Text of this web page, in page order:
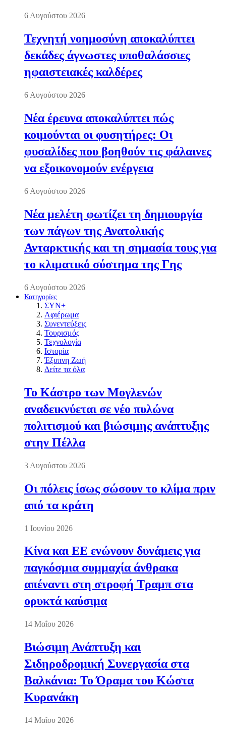
6 Αυγούστου 2026
Τεχνητή νοημοσύνη αποκαλύπτει
δεκάδες άγνωστες υποθαλάσσιες
ηφαιστειακές καλδέρες
6 Αυγούστου 2026
Νέα έρευνα αποκαλύπτει πώς
κοιμούνται οι φυσητήρες: Οι
φυσαλίδες που βοηθούν τις φάλαινες
να εξοικονομούν ενέργεια
6 Αυγούστου 2026
Νέα μελέτη φωτίζει τη δημιουργία
των πάγων της Ανατολικής
Ανταρκτικής και τη σημασία τους για
το κλιματικό σύστημα της Γης
6 Αυγούστου 2026
Κατηγορίες
ΣΥΝ+
Αφιέρωμα
Συνεντεύξεις
Τουρισμός
Τεχνολογία
Ιστορία
Έξυπνη Ζωή
Δείτε τα όλα
Το Κάστρο των Μογλενών
αναδεικνύεται σε νέο πυλώνα
πολιτισμού και βιώσιμης ανάπτυξης
στην Πέλλα
3 Αυγούστου 2026
Οι πόλεις ίσως σώσουν το κλίμα πριν
από τα κράτη
1 Ιουνίου 2026
Κίνα και ΕΕ ενώνουν δυνάμεις για
παγκόσμια συμμαχία άνθρακα
απέναντι στη στροφή Τραμπ στα
ορυκτά καύσιμα
14 Μαΐου 2026
Βιώσιμη Ανάπτυξη και
Σιδηροδρομική Συνεργασία στα
Βαλκάνια: Το Όραμα του Κώστα
Κυρανάκη
14 Μαΐου 2026